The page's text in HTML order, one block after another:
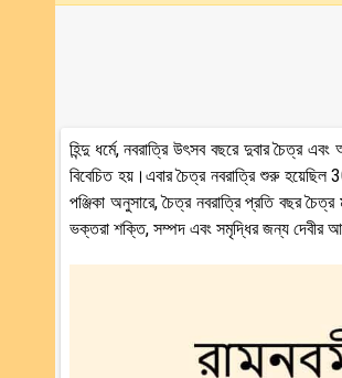
হিন্দু ধর্মে, নবরাত্রি উৎসব বছরে দুবার চৈত্র
বিবেচিত হয়।এবার চৈত্র নবরাত্রি শুরু হয়েছিল
পঞ্জিকা অনুসারে, চৈত্র নবরাত্রি প্রতি বছর
ভক্তরা শক্তি, সম্পদ এবং সমৃদ্ধির জন্য দেবীর